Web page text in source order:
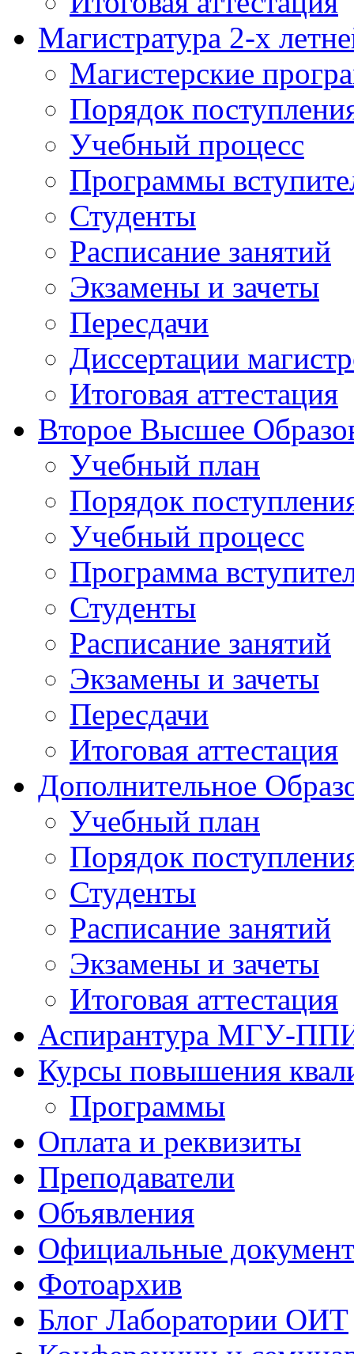
Магистратура 2-х
Магистерские
Порядок
Учебный процесс
Программы
Студенты
Расписание занятий
Экзамены и зачеты
Пересдачи
Диссертации
Итоговая аттестация
Второе Высшее
Учебный план
Порядок
Учебный процесс
Программа
Студенты
Расписание занятий
Экзамены и зачеты
Пересдачи
Итоговая аттестация
Дополнительное
Учебный план
Порядок
Студенты
Расписание занятий
Экзамены и зачеты
Итоговая аттестация
Аспирантура МГУ-
Курсы повышения
Программы
Оплата и реквизиты
Преподаватели
Объявления
Официальные
Фотоархив
Блог Лаборатории ОИТ